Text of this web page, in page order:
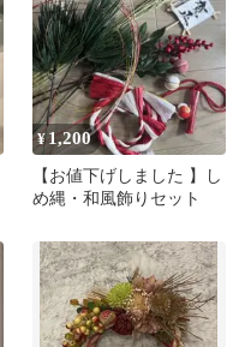
¥1,200
【お値下げしました 】し
め縄・和風飾りセット